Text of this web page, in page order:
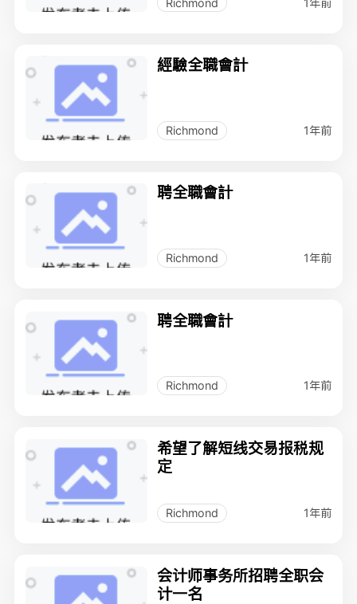
經驗全職會計
Richmond 1年前
聘全職會計
Richmond 1年前
聘全職會計
Richmond 1年前
希望了解短线交易报税规
定
Richmond 1年前
会计师事务所招聘全职会
计一名